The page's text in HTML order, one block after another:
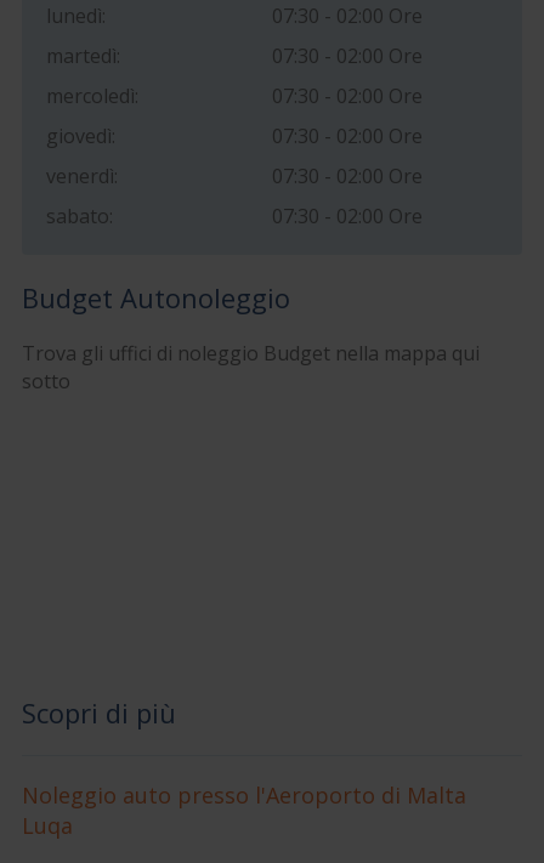
lunedì:
07:30 - 02:00 Ore
martedì:
07:30 - 02:00 Ore
mercoledì:
07:30 - 02:00 Ore
giovedì:
07:30 - 02:00 Ore
venerdì:
07:30 - 02:00 Ore
sabato:
07:30 - 02:00 Ore
Budget Autonoleggio
Trova gli uffici di noleggio Budget nella mappa qui
sotto
Scopri di più
Noleggio auto presso l'Aeroporto di Malta
Luqa